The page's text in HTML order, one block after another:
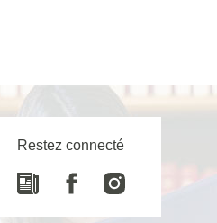
Restez connecté
NewspaperFacebookInstagram